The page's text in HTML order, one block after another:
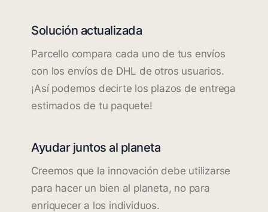
Solución actualizada
Parcello compara cada uno de tus envíos
con los envíos de DHL de otros usuarios.
¡Así podemos decirte los plazos de entrega
estimados de tu paquete!
Ayudar juntos al planeta
Creemos que la innovación debe utilizarse
para hacer un bien al planeta, no para
enriquecer a los individuos.